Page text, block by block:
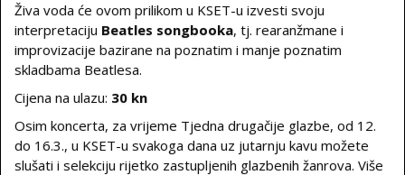
Živa voda će ovom prilikom u KSET-u izvesti svoju
interpretaciju Beatles songbooka, tj. rearanžmane i
improvizacije bazirane na poznatim i manje poznatim
skladbama Beatlesa.
Cijena na ulazu: 30 kn
Osim koncerta, za vrijeme Tjedna drugačije glazbe, od 12.
do 16.3., u KSET-u svakoga dana uz jutarnju kavu možete
slušati i selekciju rijetko zastupljenih glazbenih žanrova. Više